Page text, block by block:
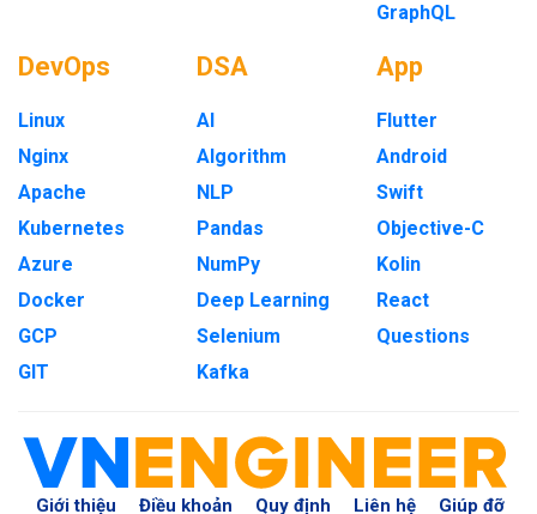
GraphQL
DevOps
Linux
Nginx
Apache
Kubernetes
Azure
Docker
GCP
GIT
DSA
AI
Algorithm
NLP
Pandas
NumPy
Deep Learning
Selenium
Kafka
App
Flutter
Android
Swift
Objective-C
Kolin
React
Questions
Giới thiệu Điều khoản Quy định Liên hệ Giúp đỡ